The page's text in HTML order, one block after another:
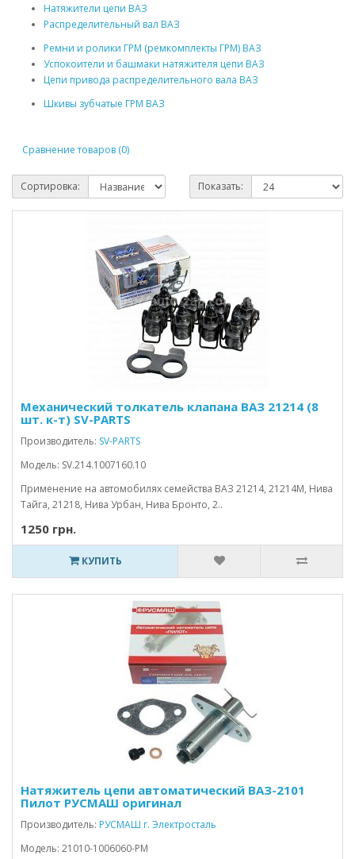
Натяжители цепи ВАЗ
Распределительный вал ВАЗ
Ремни и ролики ГРМ (ремкомплекты ГРМ) ВАЗ
Успокоители и башмаки натяжителя цепи ВАЗ
Цепи привода распределительного вала ВАЗ
Шкивы зубчатые ГРМ ВАЗ
Сравнение товаров (0)
Сортировка: Показать:
Механический толкатель клапана ВАЗ 21214 (8
шт. к-т) SV-PARTS
Производитель: SV-PARTS
Модель: SV.214.1007160.10
Применение на автомобилях семейства ВАЗ 21214, 21214М, Нива
Тайга, 21218, Нива Урбан, Нива Бронто, 2..
1250 грн.
КУПИТЬ
Натяжитель цепи автоматический ВАЗ-2101
Пилот РУСМАШ оригинал
Производитель: РУСМАШ г. Электросталь
Модель: 21010-1006060-РМ